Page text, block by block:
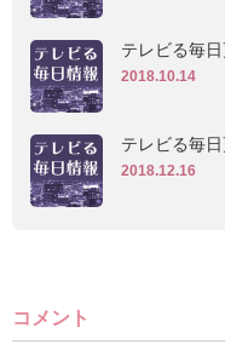
テレビる毎
2018.10.14
テレビる毎
2018.12.16
コメント